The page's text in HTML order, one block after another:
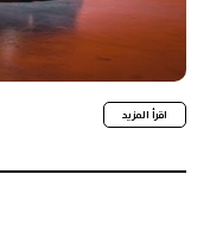
اقرأ المزيد